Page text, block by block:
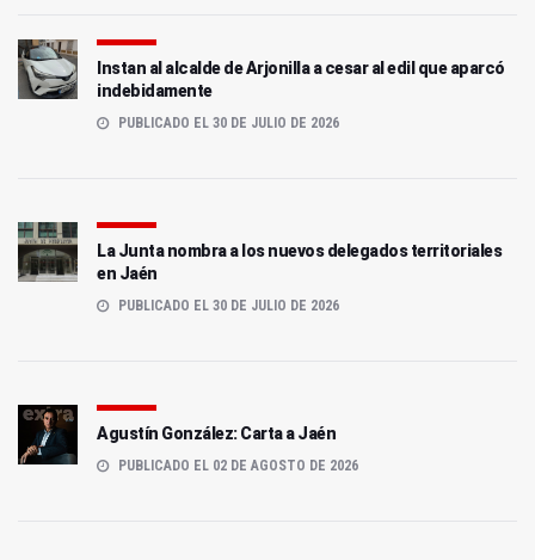
Instan al alcalde de Arjonilla a cesar al edil que aparcó
indebidamente
PUBLICADO EL 30 DE JULIO DE 2026
La Junta nombra a los nuevos delegados territoriales
en Jaén
PUBLICADO EL 30 DE JULIO DE 2026
Agustín González: Carta a Jaén
PUBLICADO EL 02 DE AGOSTO DE 2026